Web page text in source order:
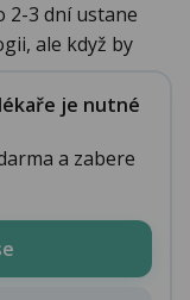
2-3 dní ustane
ale když by
je nutné
a zabere